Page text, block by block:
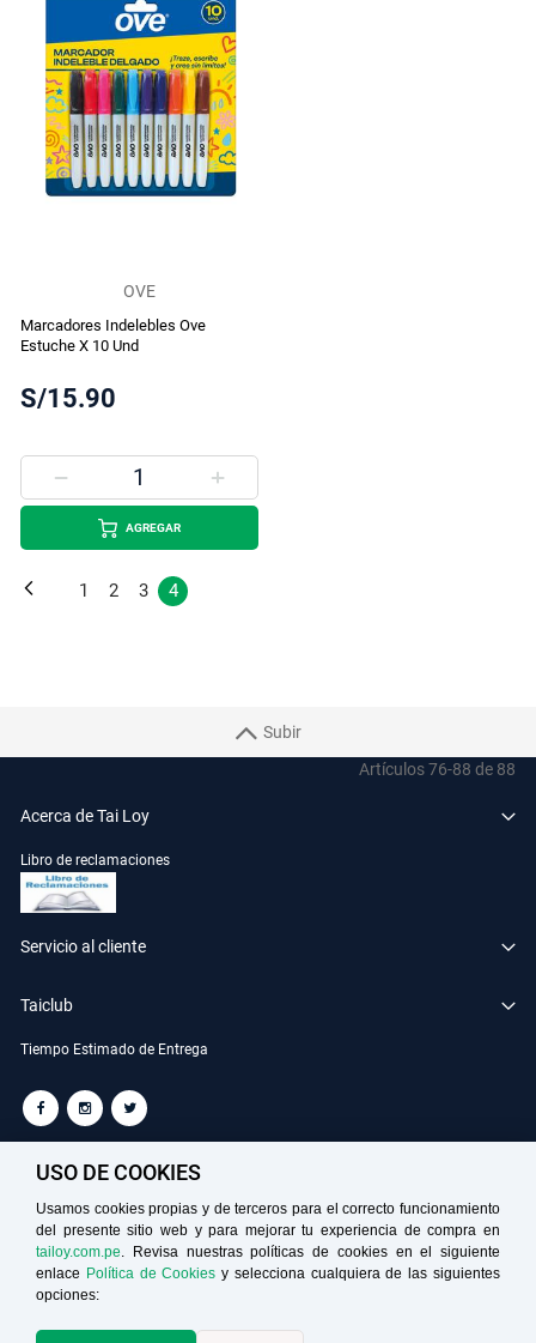
Artículos76-88 de 88
OVE
Marcadores Indelebles Ove
Estuche X 10 Und
S/15.90
AGREGAR
Página
Página
AnteriorPágina
1 Página
2 Página
3
Estás
4
Subir
Acerca de Tai Loy
Libro de reclamaciones
Servicio al cliente
Taiclub
Tiempo Estimado de Entrega
TAILOY S.A. RUC: 20100049181
Medios de Pago
USO DE COOKIES
Usamos cookies propias y de terceros para el correcto funcionamiento
del presente sitio web y para mejorar tu experiencia de compra en
tailoy.com.pe. Revisa nuestras políticas de cookies en el siguiente
enlace Política de Cookies y selecciona cualquiera de las siguientes
opciones: